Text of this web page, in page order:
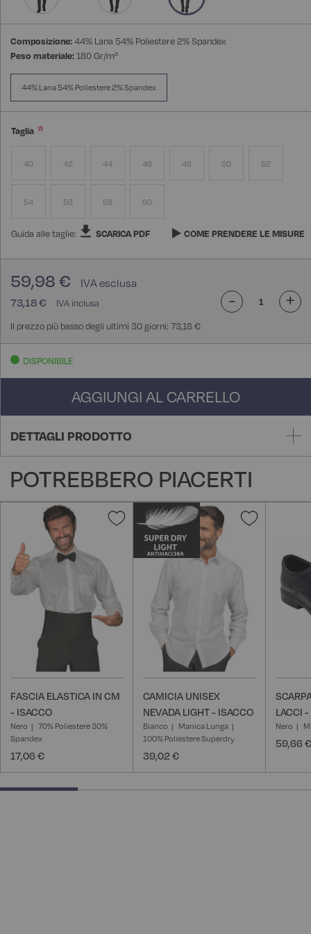
Composizione:44% Lana 54% Poliestere 2% Spandex
Peso materiale:180 Gr/m²
44% Lana 54% Poliestere 2% Spandex
Taglia
40 42 44 46 48 50 52
54 56 58 60
Guida alle taglie: SCARICA PDF COME PRENDERE LE MISURE
73,18 €
59,98 €
Il prezzo più basso degli ultimi 30 giorni: 73,18 €
- +
DISPONIBILE
AGGIUNGI AL CARRELLO
DETTAGLI PRODOTTO
POTREBBERO PIACERTI
Aggiungi
lista
desideri
FASCIA ELASTICA IN CM
- ISACCO
Nero
70% Poliestere 30%
Spandex
17,06 €
Aggiungi
desideri
CAMICIA UNISEX
NEVADA LIGHT - ISACCO
Bianco
Manica Lunga
100% Poliestere Superdry
39,02 €
LACCI
Nero
59,66 €
25% completed